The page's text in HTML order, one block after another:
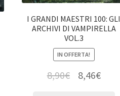
I GRANDI MAESTRI 100: GLI
ARCHIVI DI VAMPIRELLA
VOL.3
IN OFFERTA!
8,90€ 8,46€